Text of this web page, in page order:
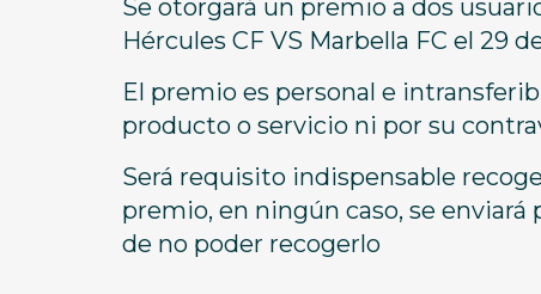
Se otorgará un premio a dos
Hércules CF VS Marbella FC el 29
El premio es personal e
producto o servicio ni por su
Será requisito indispensable
premio, en ningún caso, se
de no poder recogerlo